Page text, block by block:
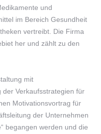
und
im Bereich Gesundheit
vertreibt. Die Firma
her und zählt zu den
mit
der Verkaufsstrategien für
Motivationsvortrag für
der Unternehmen
begangen werden und die